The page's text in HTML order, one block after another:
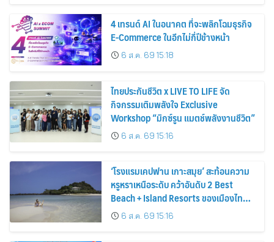
4 เทรนด์ AI ในอนาคต ที่จะพลิกโฉมธุรกิจ
E-Commerce ในอีกไม่กี่ปีข้างหน้า
6 ส.ค. 69 15:18
ไทยประกันชีวิต x LIVE TO LIFE จัด
กิจกรรมเติมพลังใจ Exclusive
Workshop “มิกซ์รูน แมตช์พลังงานชีวิต”
6 ส.ค. 69 15:16
‘โรงแรมเคปฟาน เกาะสมุย’ สะท้อนความ
หรูหราเหนือระดับ คว้าอันดับ 2 Best
Beach + Island Resorts ของเมืองไทย
จากงานประกาศรางวัล T+L Luxury
Awards Asia Pacific 2026
6 ส.ค. 69 15:16